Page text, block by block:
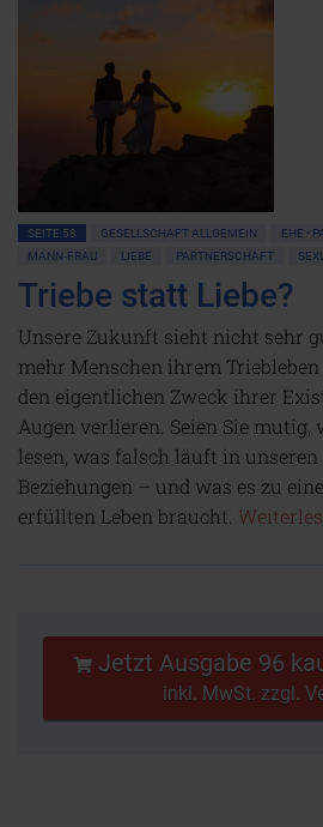
SEITE 58 GESELLSCHAFT ALLGEMEIN EHE •
MANN-FRAU
LIEBE PARTNERSCHAFT
Triebe statt Liebe?
Unsere Zukunft sieht nicht sehr
mehr Menschen ihrem
den eigentlichen Zweck ihrer
Augen verlieren. Seien Sie mutig,
lesen, was falsch läuft in unseren
Beziehungen – und was es zu
erfüllten Leben braucht.
Jetzt Ausgabe 96
inkl. MwSt. zzgl.